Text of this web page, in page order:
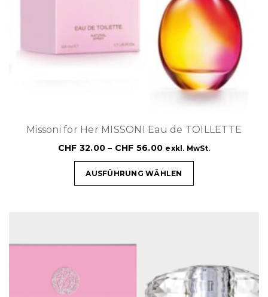
Missoni for Her MISSONI Eau de TOILLETTE
CHF 32.00 – CHF 56.00 exkl. MwSt.
AUSFÜHRUNG WÄHLEN